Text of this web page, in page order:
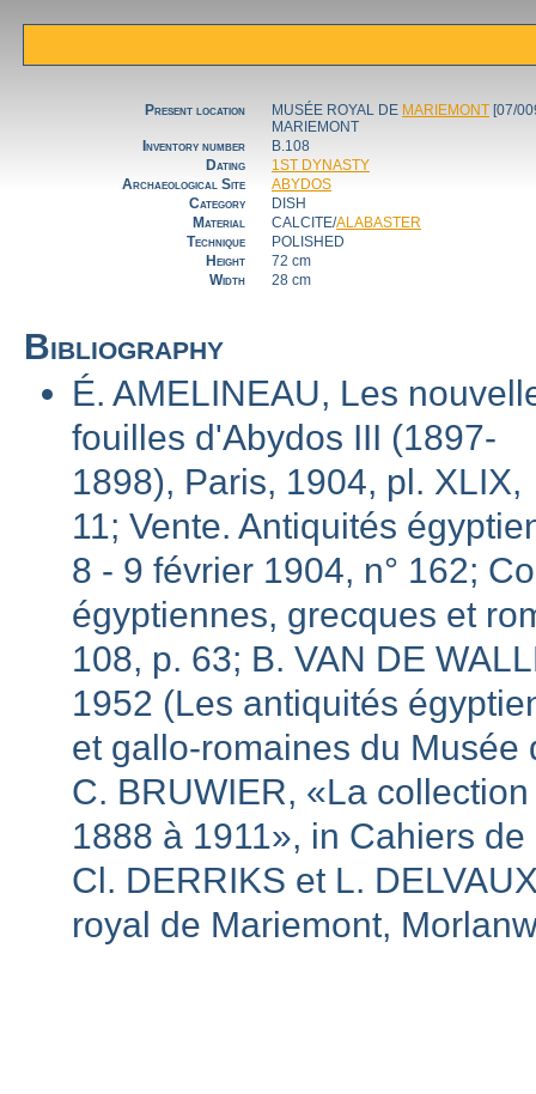
Present location MUSÉE ROYAL DE MARIEMONT [07/
MARIEMONT
Inventory number
B.108
Dating
1ST DYNASTY
Archaeological Site
ABYDOS
Category
DISH
Material
CALCITE/ALABASTER
Technique
POLISHED
Height
72 cm
Width
28 cm
Bibliography
É. AMELINEAU, Les
fouilles d'Abydos III (1897-
1898), Paris, 1904, pl. XLIX,
11; Vente. Antiquités
8 - 9 février 1904, n° 162;
égyptiennes, grecques et
108, p. 63; B. VAN DE
1952 (Les antiquités
et gallo-romaines du Musée
C. BRUWIER, «La
1888 à 1911», in Cahiers
Cl. DERRIKS et L.
royal de Mariemont,